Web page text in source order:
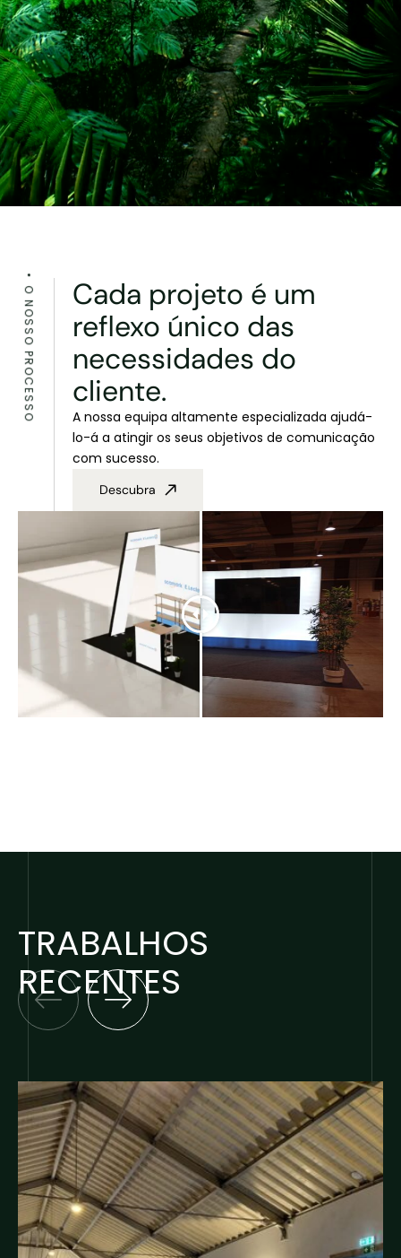
O NOSSO PROCESSO
Cada projeto é um
reflexo único das
necessidades do
cliente.
A nossa equipa altamente especializada ajudá-
lo-á a atingir os seus objetivos de comunicação
com sucesso.
Descubra
TRABALHOS
RECENTES